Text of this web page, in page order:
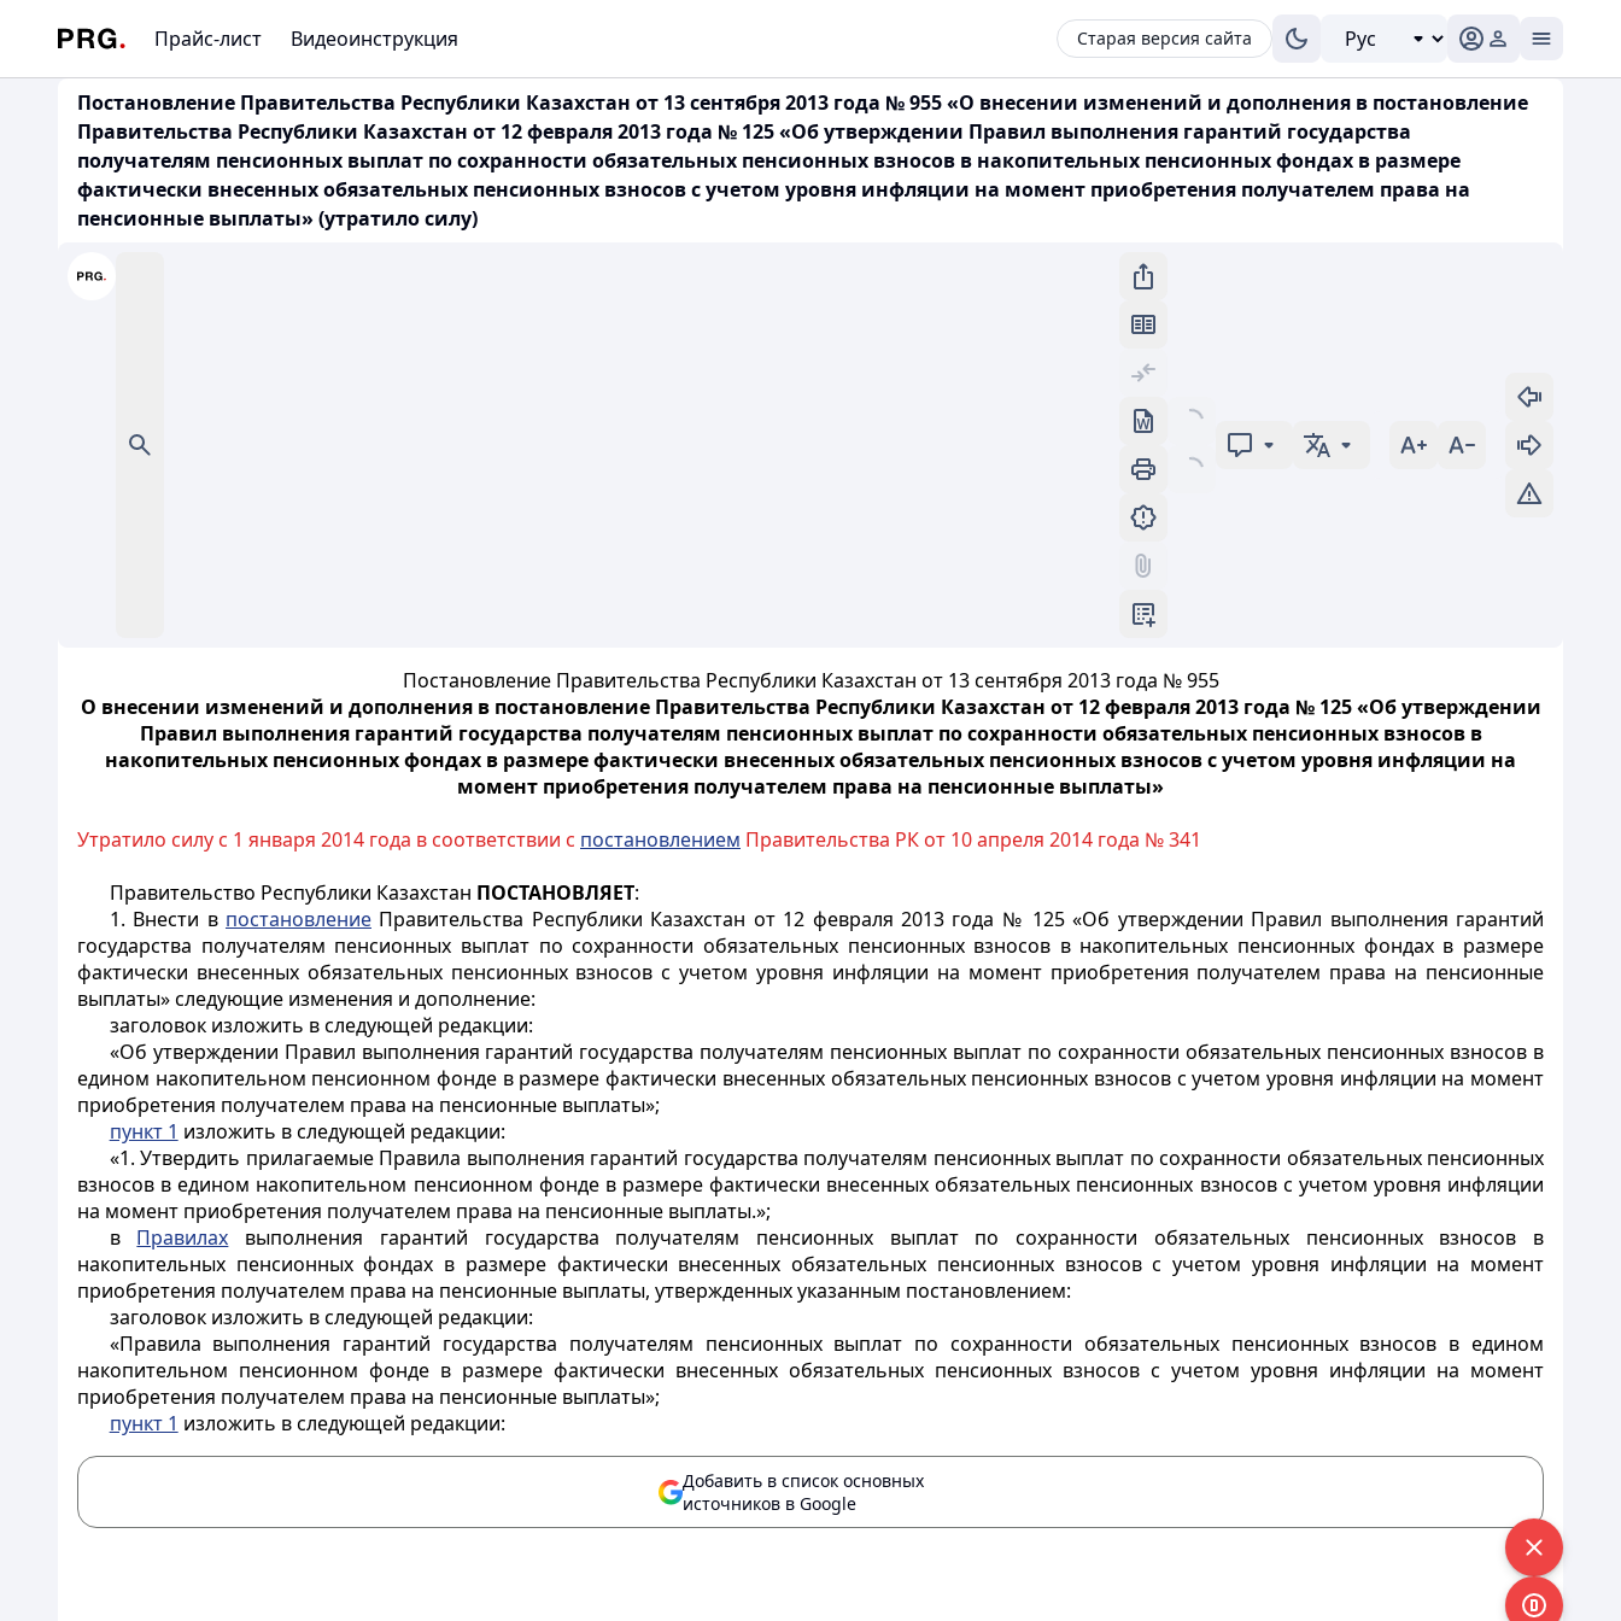
Прайс-лист Видеоинструкция Старая версия сайта
Постановление Правительства Республики Казахстан от 13 сентября 2013 года № 955 «О внесении изменений и дополнения в постановление
Правительства Республики Казахстан от 12 февраля 2013 года № 125 «Об утверждении Правил выполнения гарантий государства
получателям пенсионных выплат по сохранности обязательных пенсионных взносов в накопительных пенсионных фондах в размере
фактически внесенных обязательных пенсионных взносов с учетом уровня инфляции на момент приобретения получателем права на
пенсионные выплаты» (утратило силу)
Постановление Правительства Республики Казахстан от 13 сентября 2013 года № 955
О внесении изменений и дополнения в постановление Правительства Республики Казахстан от 12 февраля 2013 года № 125 «Об утверждении
Правил выполнения гарантий государства получателям пенсионных выплат по сохранности обязательных пенсионных взносов в
накопительных пенсионных фондах в размере фактически внесенных обязательных пенсионных взносов с учетом уровня инфляции на
момент приобретения получателем права на пенсионные выплаты»
Утратило силу с 1 января 2014 года в соответствии с постановлением Правительства РК от 10 апреля 2014 года № 341
Правительство Республики Казахстан ПОСТАНОВЛЯЕТ:
1. Внести в постановлениеПравительства Республики Казахстан от 12 февраля 2013 года № 125 «Об утверждении Правил выполнения гарантий
государства получателям пенсионных выплат по сохранности обязательных пенсионных взносов в накопительных пенсионных фондах в размере
фактически внесенных обязательных пенсионных взносов с учетом уровня инфляции на момент приобретения получателем права на пенсионные
выплаты» следующие изменения и дополнение:
заголовок изложить в следующей редакции:
«Об утверждении Правил выполнения гарантий государства получателям пенсионных выплат по сохранности обязательных пенсионных взносов в
едином накопительном пенсионном фонде в размере фактически внесенных обязательных пенсионных взносов с учетом уровня инфляции на момент
приобретения получателем права на пенсионные выплаты»;
пункт 1 изложить в следующей редакции:
«1. Утвердить прилагаемые Правила выполнения гарантий государства получателям пенсионных выплат по сохранности обязательных пенсионных
взносов в едином накопительном пенсионном фонде в размере фактически внесенных обязательных пенсионных взносов с учетом уровня инфляции
на момент приобретения получателем права на пенсионные выплаты.»;
в Правилах выполнения гарантий государства получателям пенсионных выплат по сохранности обязательных пенсионных взносов в
накопительных пенсионных фондах в размере фактически внесенных обязательных пенсионных взносов с учетом уровня инфляции на момент
приобретения получателем права на пенсионные выплаты, утвержденных указанным постановлением:
заголовок изложить в следующей редакции:
«Правила выполнения гарантий государства получателям пенсионных выплат по сохранности обязательных пенсионных взносов в едином
накопительном пенсионном фонде в размере фактически внесенных обязательных пенсионных взносов с учетом уровня инфляции на момент
приобретения получателем права на пенсионные выплаты»;
пункт 1 изложить в следующей редакции:
Добавить в список основных
источников в Google